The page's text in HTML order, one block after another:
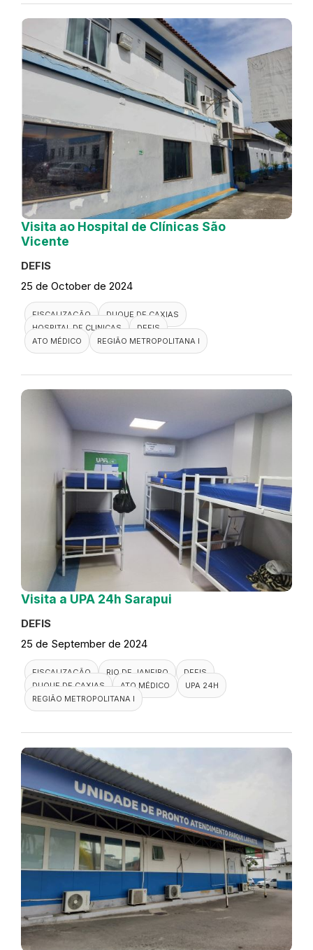
Visita ao Hospital de Clínicas São
Vicente
DEFIS
25 de October de 2024
FISCALIZAÇÃO
DUQUE DE CAXIAS
HOSPITAL DE CLINICAS
DEFIS
ATO MÉDICO
REGIÃO METROPOLITANA I
Visita a UPA 24h Sarapui
DEFIS
25 de September de 2024
FISCALIZAÇÃO RIO DE JANEIRO
DEFIS
DUQUE DE CAXIAS
ATO MÉDICO
UPA 24H
REGIÃO METROPOLITANA I